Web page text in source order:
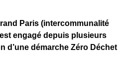
Paris (intercommunalité
engagé depuis plusieurs
d’une démarche Zéro Déchet